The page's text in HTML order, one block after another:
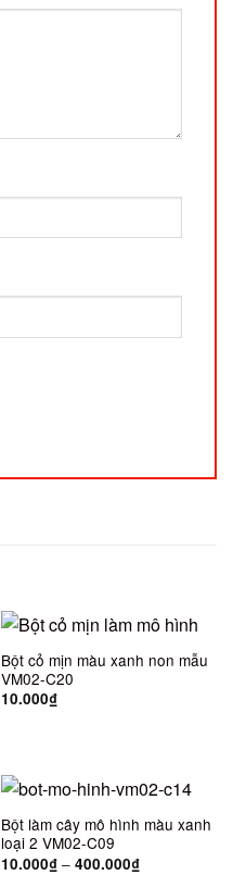
Bột cỏ mịn màu xanh non mẫu
VM02-C20
10.000₫
Bột làm cây mô hình màu xanh
loại 2 VM02-C09
10.000₫– 400.000₫